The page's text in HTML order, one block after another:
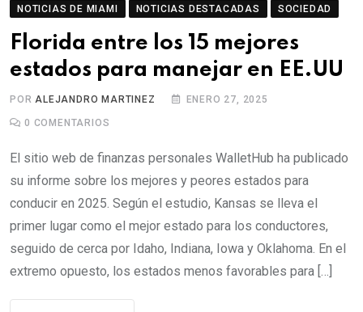
NOTICIAS DE MIAMI NOTICIAS DESTACADAS SOCIEDAD
Florida entre los 15 mejores
estados para manejar en EE.UU
PORALEJANDRO MARTINEZ ENERO 27, 2025
0 COMENTARIOS
El sitio web de finanzas personales WalletHub ha publicado
su informe sobre los mejores y peores estados para
conducir en 2025. Según el estudio, Kansas se lleva el
primer lugar como el mejor estado para los conductores,
seguido de cerca por Idaho, Indiana, Iowa y Oklahoma. En el
extremo opuesto, los estados menos favorables para […]